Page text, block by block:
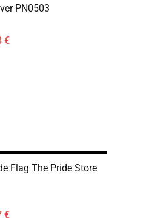
PN0503
€
Flag The Pride Store
€